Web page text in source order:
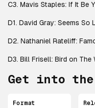
C3. Mavis Staples: If It Be
D1. David Gray: Seems So
D2. Nathaniel Rateliff:
D3. Bill Frisell: Bird on The
Get into
Format